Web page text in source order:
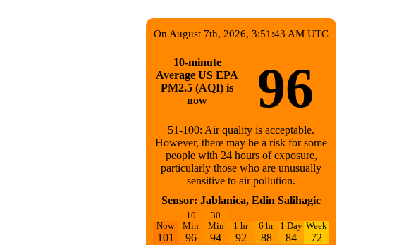
On August 7th, 2026, 3:51:43 AM UTC
10-minute
Average US EPA
PM2.5 (AQI) is
now
96
51-100: Air quality is acceptable.
However, there may be a risk for some
people with 24 hours of exposure,
particularly those who are unusually
sensitive to air pollution.
Sensor: Jablanica, Edin Salihagic
Now
101
10
Min
96
30
Min
94
1 hr
92
6 hr
88
1 Day
84
Week
72